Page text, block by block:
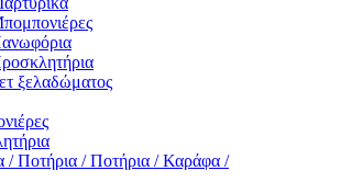
ξελαδώματος
/ Ποτήρια / Ποτήρια / Καράφα /